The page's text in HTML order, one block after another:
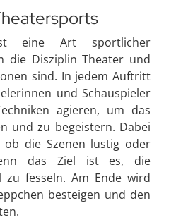
eine Art sportlicher
die Disziplin Theater und
sind. In jedem Auftritt
und Schauspieler
agieren, um das
und zu begeistern. Dabei
ob die Szenen lustig oder
das Ziel ist es, die
zu fesseln. Am Ende wird
besteigen und den